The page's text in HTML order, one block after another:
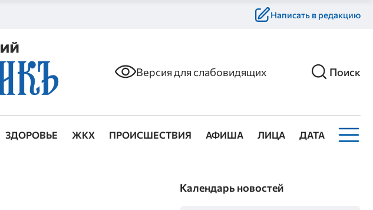
Написать в редакцию
Версия для слабовидящих Поиск
ЗДОРОВЬЕ ЖКХ ПРОИСШЕСТВИЯ АФИША ЛИЦА ДАТА
Календарь новостей